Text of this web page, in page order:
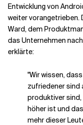
Entwicklung von
weiter vorangetrieben.
Ward, dem
das Unternehmen
erklärte:
"Wir wissen,
zufriedener sind
produktiver sind,
höher ist und
mehr dieser